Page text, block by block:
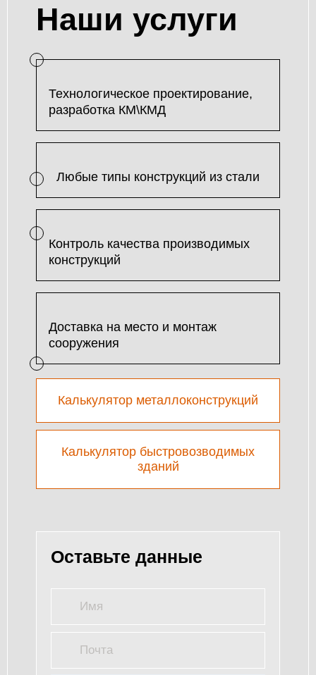
Наши услуги
Технологическое проектирование,
разработка КМ\КМД
Любые типы конструкций из стали
Контроль качества производимых
конструкций
Доставка на место и монтаж
сооружения
Калькулятор металлоконструкций
Калькулятор быстровозводимых
зданий
Оставьте данные